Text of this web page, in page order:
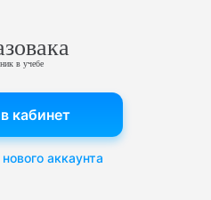
в учебе
кабинет
аккаунта